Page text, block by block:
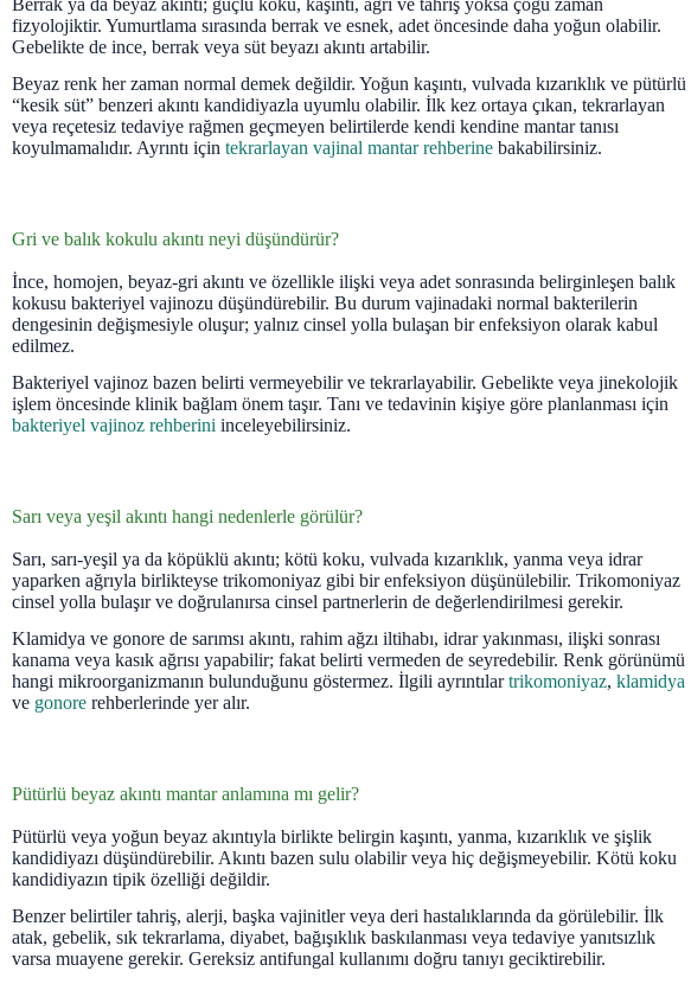
Berrak ya da beyaz akıntı; güçlü koku, kaşıntı, ağrı ve tahriş yoksa çoğu zaman
fizyolojiktir. Yumurtlama sırasında berrak ve esnek, adet öncesinde daha yoğun olabilir.
Gebelikte de ince, berrak veya süt beyazı akıntı artabilir.
Beyaz renk her zaman normal demek değildir. Yoğun kaşıntı, vulvada kızarıklık ve pütürlü
“kesik süt” benzeri akıntı kandidiyazla uyumlu olabilir. İlk kez ortaya çıkan, tekrarlayan
veya reçetesiz tedaviye rağmen geçmeyen belirtilerde kendi kendine mantar tanısı
koyulmamalıdır. Ayrıntı için tekrarlayan vajinal mantar rehberine bakabilirsiniz.
Gri ve balık kokulu akıntı neyi düşündürür?
İnce, homojen, beyaz-gri akıntı ve özellikle ilişki veya adet sonrasında belirginleşen balık
kokusu bakteriyel vajinozu düşündürebilir. Bu durum vajinadaki normal bakterilerin
dengesinin değişmesiyle oluşur; yalnız cinsel yolla bulaşan bir enfeksiyon olarak kabul
edilmez.
Bakteriyel vajinoz bazen belirti vermeyebilir ve tekrarlayabilir. Gebelikte veya jinekolojik
işlem öncesinde klinik bağlam önem taşır. Tanı ve tedavinin kişiye göre planlanması için
bakteriyel vajinoz rehberini inceleyebilirsiniz.
Sarı veya yeşil akıntı hangi nedenlerle görülür?
Sarı, sarı-yeşil ya da köpüklü akıntı; kötü koku, vulvada kızarıklık, yanma veya idrar
yaparken ağrıyla birlikteyse trikomoniyaz gibi bir enfeksiyon düşünülebilir. Trikomoniyaz
cinsel yolla bulaşır ve doğrulanırsa cinsel partnerlerin de değerlendirilmesi gerekir.
Klamidya ve gonore de sarımsı akıntı, rahim ağzı iltihabı, idrar yakınması, ilişki sonrası
kanama veya kasık ağrısı yapabilir; fakat belirti vermeden de seyredebilir. Renk görünümü
hangi mikroorganizmanın bulunduğunu göstermez. İlgili ayrıntılartrikomoniyaz, klamidya
ve gonore rehberlerinde yer alır.
Pütürlü beyaz akıntı mantar anlamına mı gelir?
Pütürlü veya yoğun beyaz akıntıyla birlikte belirgin kaşıntı, yanma, kızarıklık ve şişlik
kandidiyazı düşündürebilir. Akıntı bazen sulu olabilir veya hiç değişmeyebilir. Kötü koku
kandidiyazın tipik özelliği değildir.
Benzer belirtiler tahriş, alerji, başka vajinitler veya deri hastalıklarında da görülebilir. İlk
atak, gebelik, sık tekrarlama, diyabet, bağışıklık baskılanması veya tedaviye yanıtsızlık
varsa muayene gerekir. Gereksiz antifungal kullanımı doğru tanıyı geciktirebilir.